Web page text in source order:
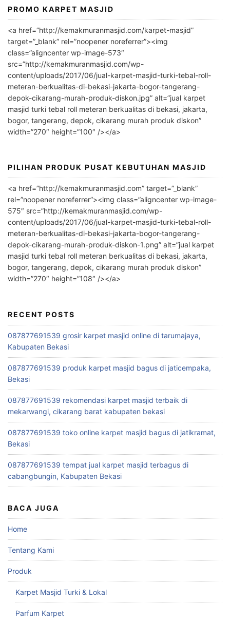
A
l
r
n
a
t
i
v
PROMO KARPET MASJID
<a href=”http://kemakmuranmasjid.com/karpet-masjid”
target=”_blank” rel=”noopener noreferrer”><img
class=”aligncenter wp-image-573″
src=”http://kemakmuranmasjid.com/wp-
content/uploads/2017/06/jual-karpet-masjid-turki-tebal-roll-
meteran-berkualitas-di-bekasi-jakarta-bogor-tangerang-
depok-cikarang-murah-produk-diskon.jpg” alt=”jual karpet
masjid turki tebal roll meteran berkualitas di bekasi, jakarta,
bogor, tangerang, depok, cikarang murah produk diskon”
width=”270″ height=”100″ /></a>
PILIHAN PRODUK PUSAT KEBUTUHAN MASJID
<a href=”http://kemakmuranmasjid.com” target=”_blank”
rel=”noopener noreferrer”><img class=”aligncenter wp-image-
575″ src=”http://kemakmuranmasjid.com/wp-
content/uploads/2017/06/jual-karpet-masjid-turki-tebal-roll-
meteran-berkualitas-di-bekasi-jakarta-bogor-tangerang-
depok-cikarang-murah-produk-diskon-1.png” alt=”jual karpet
masjid turki tebal roll meteran berkualitas di bekasi, jakarta,
bogor, tangerang, depok, cikarang murah produk diskon”
width=”270″ height=”108″ /></a>
RECENT POSTS
087877691539 grosir karpet masjid online di tarumajaya,
Kabupaten Bekasi
087877691539 produk karpet masjid bagus di jaticempaka,
Bekasi
087877691539 rekomendasi karpet masjid terbaik di
mekarwangi, cikarang barat kabupaten bekasi
087877691539 toko online karpet masjid bagus di jatikramat,
Bekasi
087877691539 tempat jual karpet masjid terbagus di
cabangbungin, Kabupaten Bekasi
BACA JUGA
Home
Tentang Kami
Produk
Karpet Masjid Turki & Lokal
Parfum Karpet